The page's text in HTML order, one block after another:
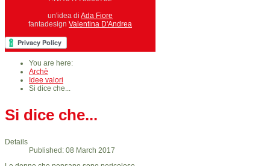
un'idea di Ada Fiore
fantadesign Valentina D'Andrea
You are here:
Archè
Idee valori
Si dice che...
Si dice che...
Details
Published: 08 March 2017